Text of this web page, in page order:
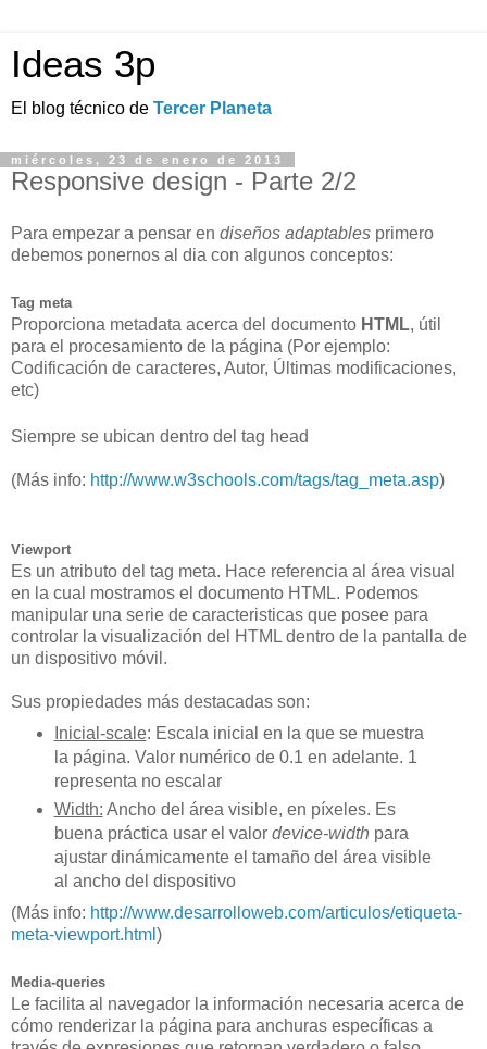
Ideas 3p
El blog técnico de Tercer Planeta
miércoles, 23 de enero de 2013
Responsive design - Parte 2/2
Para empezar a pensar en diseños adaptables primero
debemos ponernos al dia con algunos conceptos:
Tag meta
Proporciona metadata acerca del documento HTML, útil
para el procesamiento de la página (Por ejemplo:
Codificación de caracteres, Autor, Últimas modificaciones,
etc)
Siempre se ubican dentro del tag head
(Más info: http://www.w3schools.com/tags/tag_meta.asp)
Viewport
Es un atributo del tag meta. Hace referencia al área visual
en la cual mostramos el documento HTML. Podemos
manipular una serie de caracteristicas que posee para
controlar la visualización del HTML dentro de la pantalla de
un dispositivo móvil.
Sus propiedades más destacadas son:
Inicial-scale: Escala inicial en la que se muestra
la página. Valor numérico de 0.1 en adelante. 1
representa no escalar
Width: Ancho del área visible, en píxeles. Es
buena práctica usar el valor device-width para
ajustar dinámicamente el tamaño del área visible
al ancho del dispositivo
(Más info: http://www.desarrolloweb.com/articulos/etiqueta-
meta-viewport.html )
Media-queries
Le facilita al navegador la información necesaria acerca de
cómo renderizar la página para anchuras específicas a